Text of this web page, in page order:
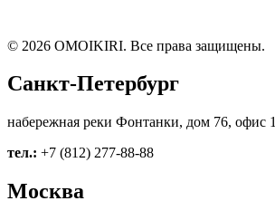
© 2026 OMOIKIRI. Все права защищены.
Санкт-Петербург
набережная реки Фонтанки, дом 76, офис 1
тел.: +7 (812) 277-88-88
Москва